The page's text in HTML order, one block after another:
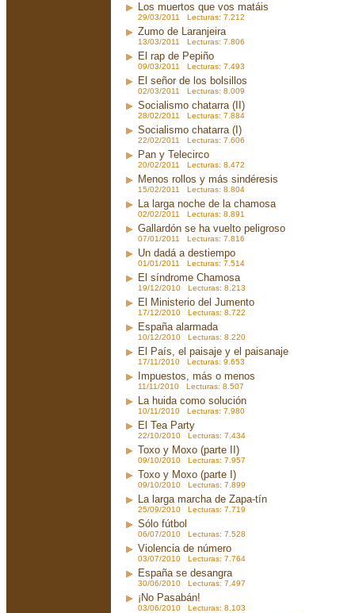
Los muertos que vos matáis
29/03/2011 Lecturas: 7.212
Zumo de Laranjeira
13/03/2011 Lecturas: 7.806
El rap de Pepiño
09/03/2011 Lecturas: 7.493
El señor de los bolsillos
02/03/2011 Lecturas: 8.009
Socialismo chatarra (II)
28/02/2011 Lecturas: 7.884
Socialismo chatarra (I)
22/02/2011 Lecturas: 7.606
Pan y Telecirco
20/02/2011 Lecturas: 8.472
Menos rollos y más sindéresis
15/02/2011 Lecturas: 8.804
La larga noche de la chamosa
02/02/2011 Lecturas: 8.891
Gallardón se ha vuelto peligroso
07/01/2011 Lecturas: 7.816
Un dadá a destiempo
01/01/2011 Lecturas: 7.514
El síndrome Chamosa
19/12/2010 Lecturas: 8.213
El Ministerio del Jumento
17/12/2010 Lecturas: 8.722
España alarmada
10/12/2010 Lecturas: 8.220
El País, el paisaje y el paisanaje
17/11/2010 Lecturas: 9.653
Impuestos, más o menos
11/11/2010 Lecturas: 8.507
La huida como solución
10/11/2010 Lecturas: 7.980
El Tea Party
22/10/2010 Lecturas: 7.434
Toxo y Moxo (parte II)
09/10/2010 Lecturas: 7.957
Toxo y Moxo (parte I)
09/10/2010 Lecturas: 7.899
La larga marcha de Zapa-tín
25/09/2010 Lecturas: 7.719
Sólo fútbol
06/07/2010 Lecturas: 7.528
Violencia de número
03/07/2010 Lecturas: 7.764
España se desangra
30/06/2010 Lecturas: 7.497
¡No Pasabán!
03/06/2010 Lecturas: 8.103